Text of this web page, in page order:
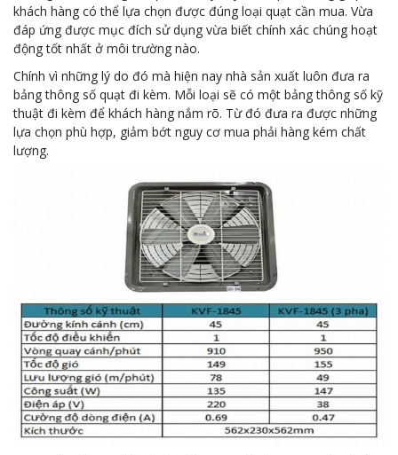
khách hàng có thể lựa chọn được đúng loại quạt cần mua. Vừa
đáp ứng được mục đích sử dụng vừa biết chính xác chúng hoạt
động tốt nhất ở môi trường nào.
Chính vì những lý do đó mà hiện nay nhà sản xuất luôn đưa ra
bảng thông số quạt đi kèm. Mỗi loại sẽ có một bảng thông số kỹ
thuật đi kèm để khách hàng nắm rõ. Từ đó đưa ra được những
lựa chọn phù hợp, giảm bớt nguy cơ mua phải hàng kém chất
lượng.